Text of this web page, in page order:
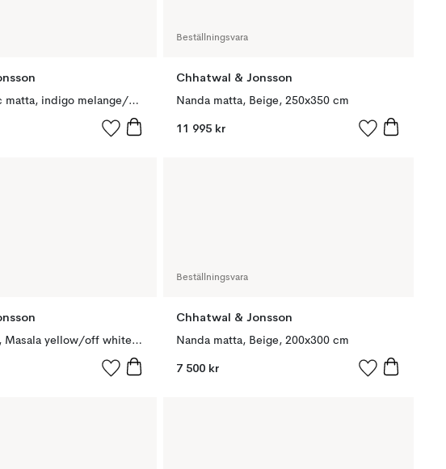
New Geometric matta, indigo melange/off white, 180x272 cm
Beställningsvara
Chhatwal & Jonsson
Nanda matta, Beige, 250x350 cm
11 995 kr
Diamond matta, Masala yellow/off white, 230x336 cm
Beställningsvara
Chhatwal & Jonsson
Nanda matta, Beige, 200x300 cm
7 500 kr